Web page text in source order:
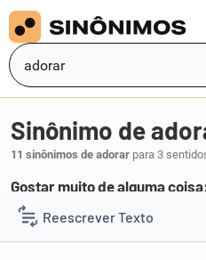
Reescrever Texto
Sinônimo de
11 sinônimos de adorar para 3
Gostar muito de alguma
1 estimar,amar,admirar